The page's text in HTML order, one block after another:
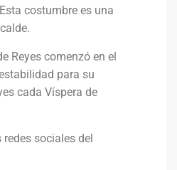
costumbre es una
Reyes comenzó en el
para su
cada Víspera de
sociales del